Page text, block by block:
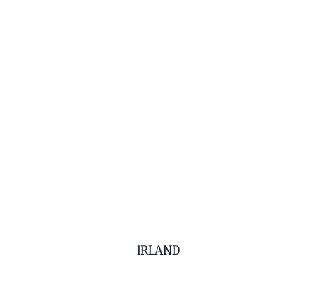
IRLAND